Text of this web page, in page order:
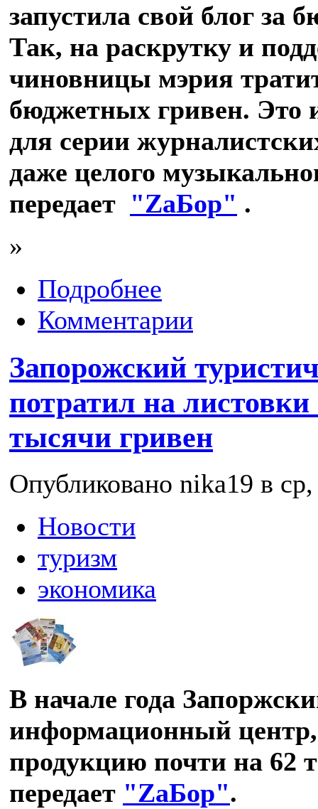
запустила свой блог за
Так, на раскрутку и
чиновницы мэрия
бюджетных гривен. Это
для серии
даже целого
передает "ZаБор" .
»
Подробнее
Комментарии
Запорожский
потратил на
тысячи гривен
Опубликовано nika19 в
Новости
туризм
экономика
В начале года
информационный центр,
продукцию почти на 62
передает "ZаБор".